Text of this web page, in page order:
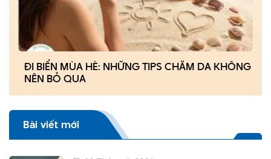
ĐI BIỂN MÙA HÈ: NHỮNG TIPS CHĂM DA KHÔNG
NÊN BỎ QUA
Bài viết mới